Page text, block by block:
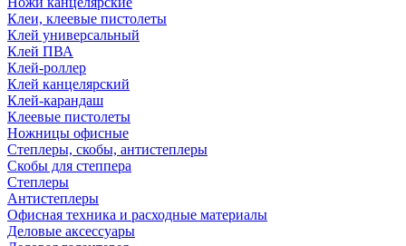
Клеи, клеевые пистолеты
Клей универсальный
Клей ПВА
Клей-роллер
Клей канцелярский
Клей-карандаш
Клеевые пистолеты
Ножницы офисные
Степлеры, скобы, антистеплеры
Скобы для степпера
Степлеры
Антистеплеры
Офисная техника и расходные материалы
Деловые аксессуары